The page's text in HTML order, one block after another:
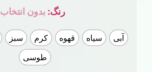
رنگ: بدون انتخاب
آبی سیاه قهوه کرم سبز
طوسی